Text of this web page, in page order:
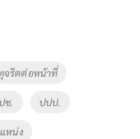
จริตต่อหน้าที่
ช. ปปป.
หน่ง